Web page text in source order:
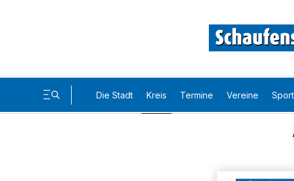
Die Stadt Kreis Termine Vereine Sport